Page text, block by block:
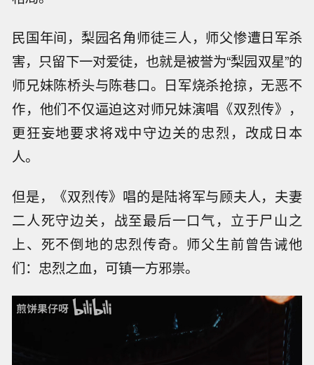
民国年间，梨园名角师徒三人，师父惨遭日军杀
害，只留下一对爱徒，也就是被誉为“梨园双星”的
师兄妹陈桥头与陈巷口。日军烧杀抢掠，无恶不
作，他们不仅逼迫这对师兄妹演唱《双烈传》，
更狂妄地要求将戏中守边关的忠烈，改成日本
人。
但是，《双烈传》唱的是陆将军与顾夫人，夫妻
二人死守边关，战至最后一口气，立于尸山之
上、死不倒地的忠烈传奇。师父生前曾告诫他
们：忠烈之血，可镇一方邪祟。